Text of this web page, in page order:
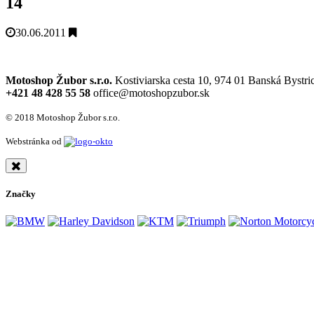
30.06.2011
Motoshop Žubor s.r.o. Kostiviarska cesta 10, 974 01 Banská
+421 48 428 55 58 office@motoshopzubor.sk
© 2018 Motoshop Žubor s.r.o.
Webstránka od
Značky